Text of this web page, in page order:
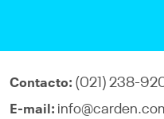
Contacto: (021) 238-
E-mail: